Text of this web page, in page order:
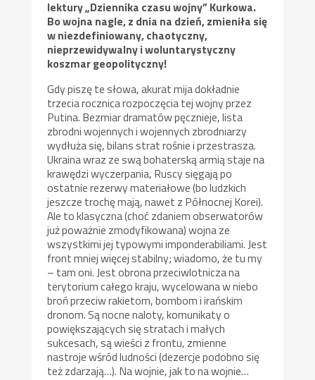
lektury „Dziennika czasu wojny” Kurkowa.
Bo wojna nagle, z dnia na dzień, zmieniła się
w niezdefiniowany, chaotyczny,
nieprzewidywalny i woluntarystyczny
koszmar geopolityczny!
Gdy piszę te słowa, akurat mija dokładnie
trzecia rocznica rozpoczęcia tej wojny przez
Putina. Bezmiar dramatów pęcznieje, lista
zbrodni wojennych i wojennych zbrodniarzy
wydłuża się, bilans strat rośnie i przestrasza.
Ukraina wraz ze swą bohaterską armią staje na
krawędzi wyczerpania, Ruscy sięgają po
ostatnie rezerwy materiałowe (bo ludzkich
jeszcze trochę mają, nawet z Północnej Korei).
Ale to klasyczna (choć zdaniem obserwatorów
już poważnie zmodyfikowana) wojna ze
wszystkimi jej typowymi imponderabiliami. Jest
front mniej więcej stabilny; wiadomo, że tu my
– tam oni. Jest obrona przeciwlotnicza na
terytorium całego kraju, wycelowana w niebo
broń przeciw rakietom, bombom i irańskim
dronom. Są nocne naloty, komunikaty o
powiększających się stratach i małych
sukcesach, są wieści z frontu, zmienne
nastroje wśród ludności (dezercje podobno się
też zdarzają…). Na wojnie, jak to na wojnie…